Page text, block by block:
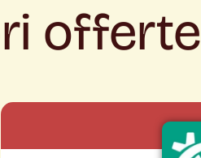
offerte